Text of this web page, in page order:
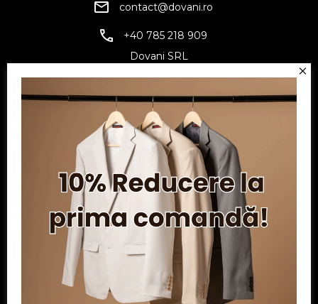
contact@dovani.ro
+40 785 218 909
Dovani SRL
Reg. Com.: J07/1134/1994
Facebook
TwitterYouTube
Informatii
Contul meu
Serviciu clienți